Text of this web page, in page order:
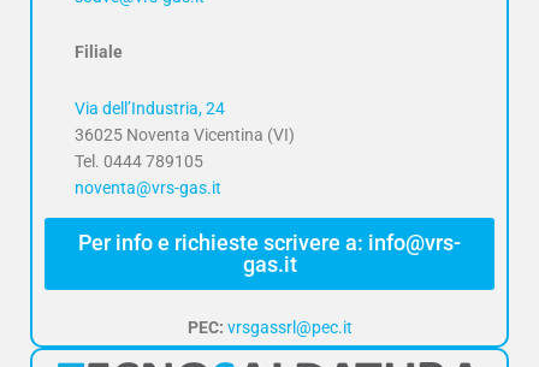
Filiale
Via dell’Industria, 24
36025 Noventa Vicentina (VI)
Tel. 0444 789105
noventa@vrs-gas.it
Per info e richieste scrivere a: info@vrs-
gas.it
PEC: vrsgassrl@pec.it